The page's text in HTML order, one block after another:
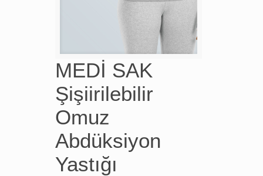
MEDİ SAK
Şişiirilebilir
Omuz
Abdüksiyon
Yastığı